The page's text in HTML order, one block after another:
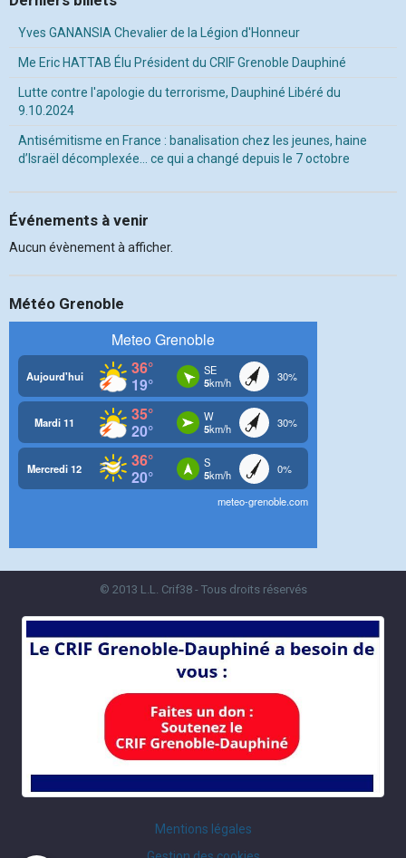
Yves GANANSIA Chevalier de la Légion d'Honneur
Me Eric HATTAB Élu Président du CRIF Grenoble Dauphiné
Lutte contre l'apologie du terrorisme, Dauphiné Libéré du
9.10.2024
Antisémitisme en France : banalisation chez les jeunes, haine
d’Israël décomplexée… ce qui a changé depuis le 7 octobre
Événements à venir
Aucun évènement à afficher.
Météo Grenoble
© 2013 L.L. Crif38 - Tous droits réservés
Mentions légales